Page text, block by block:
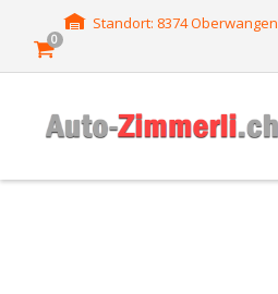
Standort: 8374 Oberwangen
0